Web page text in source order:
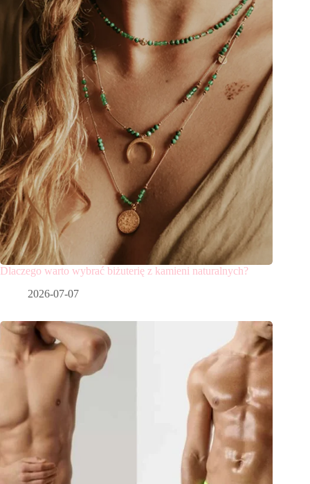
Dlaczego warto wybrać biżuterię z kamieni naturalnych?
2026-07-07